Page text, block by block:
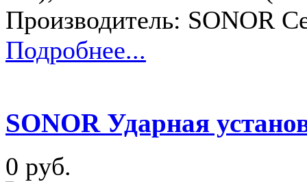
Производитель: SONOR
Подробнее...
SONOR Ударная
0 руб.